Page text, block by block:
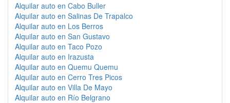
Alquilar auto en Cabo Buller
Alquilar auto en Salinas De Trapalco
Alquilar auto en Los Berros
Alquilar auto en San Gustavo
Alquilar auto en Taco Pozo
Alquilar auto en Irazusta
Alquilar auto en Quemu Quemu
Alquilar auto en Cerro Tres Picos
Alquilar auto en Villa De Mayo
Alquilar auto en Río Belgrano